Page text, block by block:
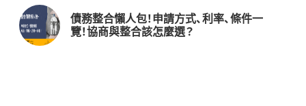
債務整合懶人包！申請方式、利率、條件一
覽！協商與整合該怎麼選？